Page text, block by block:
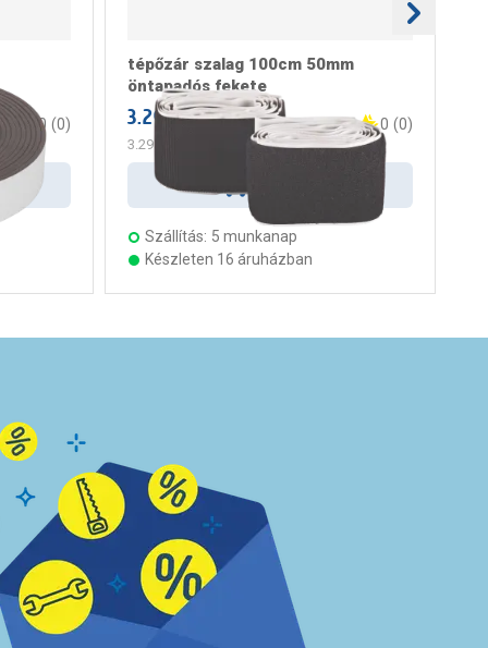
0 (0)
tépőzár szalag 100cm 50mm
öntapadós fekete
3.299 Ft / darab
3.299 Ft
0 (0)
Szállítás: 5 munkanap
Készleten 16 áruházban